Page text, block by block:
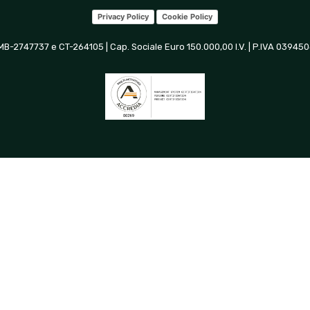
Privacy Policy Cookie Policy
2747737 e CT-264105 | Cap. Sociale Euro 150.000,00 I.V. | P.IVA